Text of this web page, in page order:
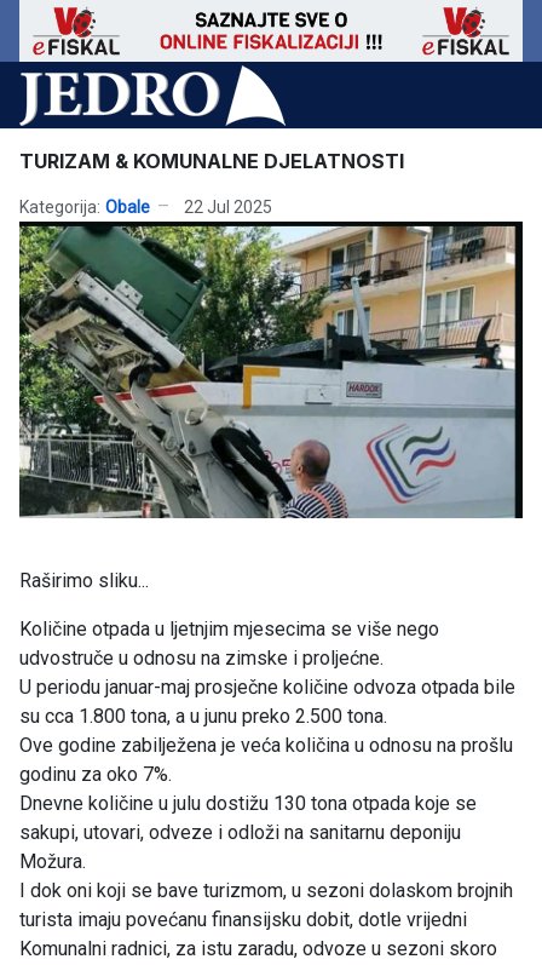
TURIZAM & KOMUNALNE DJELATNOSTI
Kategorija: Obale 22 Jul 2025
Raširimo sliku...
Količine otpada u ljetnjim mjesecima se više nego
udvostruče u odnosu na zimske i proljećne.
U periodu januar-maj prosječne količine odvoza otpada bile
su cca 1.800 tona, a u junu preko 2.500 tona.
Ove godine zabilježena je veća količina u odnosu na prošlu
godinu za oko 7%.
Dnevne količine u julu dostižu 130 tona otpada koje se
sakupi, utovari, odveze i odloži na sanitarnu deponiju
Možura.
I dok oni koji se bave turizmom, u sezoni dolaskom brojnih
turista imaju povećanu finansijsku dobit, dotle vrijedni
Komunalni radnici, za istu zaradu, odvoze u sezoni skoro